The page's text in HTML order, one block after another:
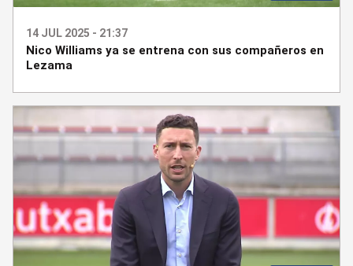
14 JUL 2025 - 21:37
Nico Williams ya se entrena con sus compañeros en
Lezama